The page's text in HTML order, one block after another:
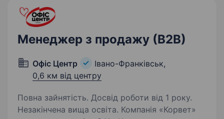
стало…
Менеджер з продажу (В2В)
Офіс Центр
Івано-Франківськ,
0,6 км від центру
Повна зайнятість. Досвід роботи від 1 року.
Незакінчена вища освіта. Компанія «Корвет»